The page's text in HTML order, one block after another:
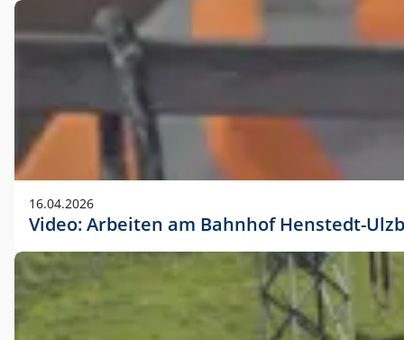
16.04.2026
Video: Arbeiten am Bahnhof Henstedt-